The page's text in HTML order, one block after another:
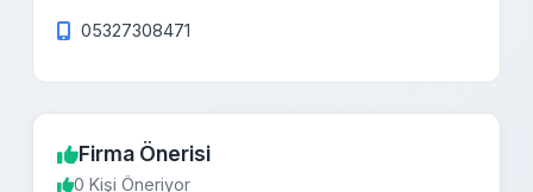
05327308471
Firma Önerisi
0 Kişi Öneriyor